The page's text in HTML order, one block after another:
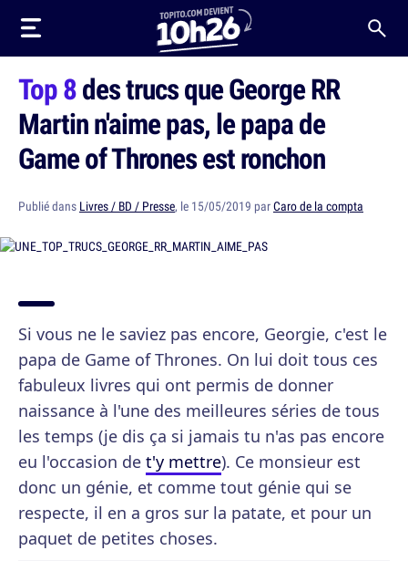
Top 8des trucs que George RR
Martin n'aime pas, le papa de
Game of Thrones est ronchon
Publié dans Livres / BD / Presse, le 15/05/2019 parCaro de la compta
Si vous ne le saviez pas encore, Georgie, c'est le
papa de Game of Thrones. On lui doit tous ces
fabuleux livres qui ont permis de donner
naissance à l'une des meilleures séries de tous
les temps (je dis ça si jamais tu n'as pas encore
eu l'occasion de t'y mettre). Ce monsieur est
donc un génie, et comme tout génie qui se
respecte, il en a gros sur la patate, et pour un
paquet de petites choses.